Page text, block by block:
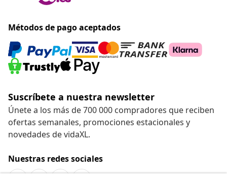
Métodos de pago aceptados
Suscríbete a nuestra newsletter
Únete a los más de 700 000 compradores que reciben
ofertas semanales, promociones estacionales y
novedades de vidaXL.
Nuestras redes sociales